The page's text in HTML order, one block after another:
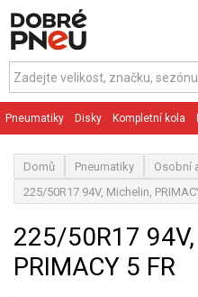
Pneumatiky Disky Kompletní kola
Domů Pneumatiky Osobní
225/50R17 94V, Michelin,
225/50R17 94V,
PRIMACY 5 FR